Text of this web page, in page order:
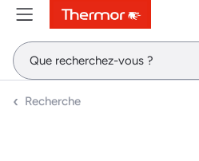
ContenuMenuRecherche
Recherche